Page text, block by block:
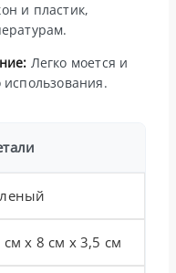
и пластик,
Легко моется и
см x 8 см x 3,5 см